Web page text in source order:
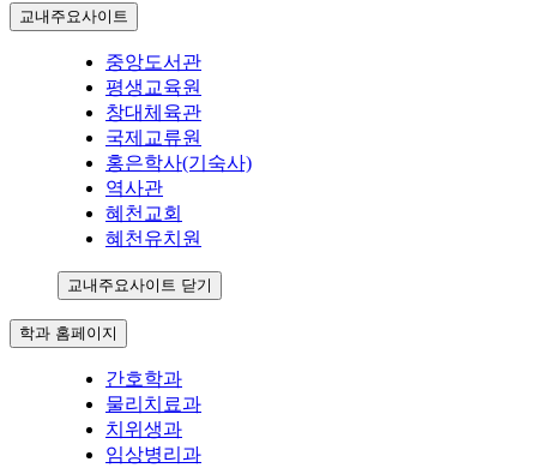
교내주요사이트
중앙도서관
평생교육원
창대체육관
국제교류원
홍은학사(기숙사)
역사관
혜천교회
혜천유치원
교내주요사이트 닫기
학과 홈페이지
간호학과
물리치료과
치위생과
임상병리과